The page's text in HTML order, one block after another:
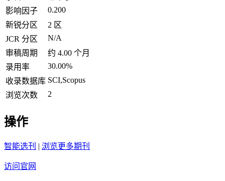
影响因子
0.200
新锐分区
2 区
JCR 分区
N/A
审稿周期
约 4.00 个月
录用率
30.00%
收录数据库 SCI,Scopus
浏览次数
2
操作
智能选刊 | 浏览更多期刊
访问官网